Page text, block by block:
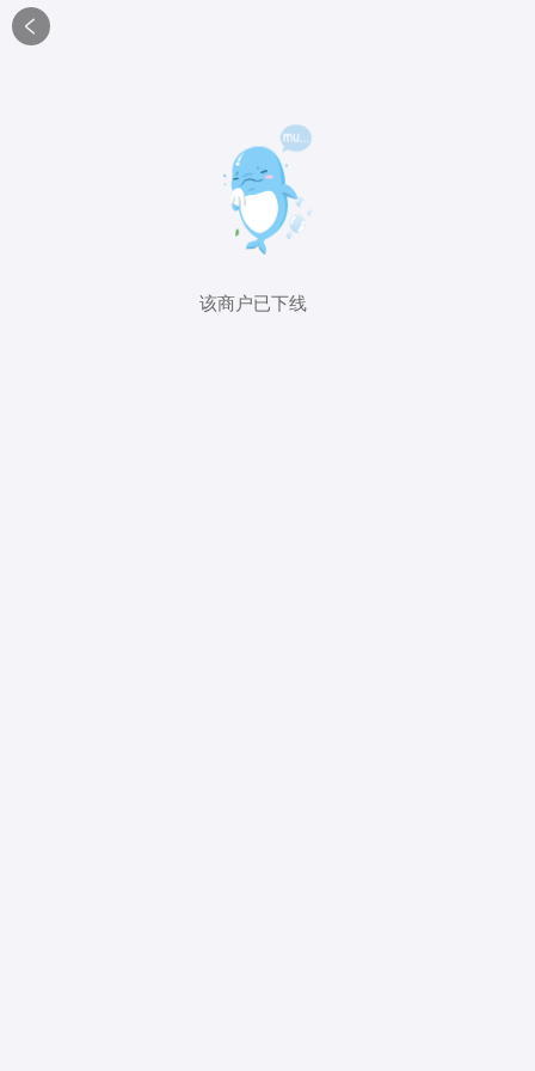

该商户已下线